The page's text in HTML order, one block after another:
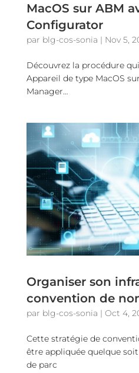
MacOS sur ABM
Configurator
par blg-cos-sonia | Nov 5,
Découvrez la procédure
Appareil de type MacOS
Manager…
Organiser son
convention de
par blg-cos-sonia | Oct 4,
Cette stratégie de
être appliquée quelque
de parc